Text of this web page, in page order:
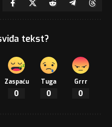
tekst?
Zaspaću
0
Tuga
0
Grrr
0